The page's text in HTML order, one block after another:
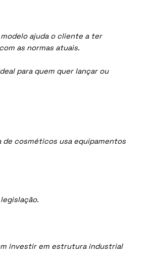
ajuda o cliente a ter
as normas atuais.
para quem quer lançar ou
de cosméticos usa equipamentos
investir em estrutura industrial